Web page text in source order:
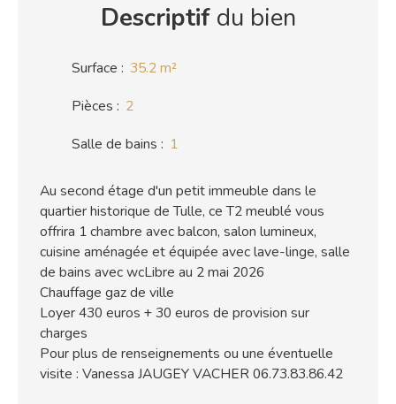
Descriptifdu bien
Surface : 35.2m²
Pièces : 2
Salle de bains : 1
Au second étage d'un petit immeuble dans le
quartier historique de Tulle, ce T2 meublé vous
offrira 1 chambre avec balcon, salon lumineux,
cuisine aménagée et équipée avec lave-linge, salle
de bains avec wcLibre au 2 mai 2026
Chauffage gaz de ville
Loyer 430 euros + 30 euros de provision sur
charges
Pour plus de renseignements ou une éventuelle
visite : Vanessa JAUGEY VACHER 06.73.83.86.42